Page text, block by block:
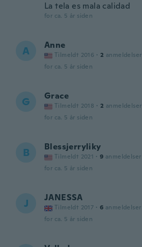
La tela es mala calidad
for ca. 5 år siden
A Anne
Tilmeldt 2016 · 2 anmeldelser
for ca. 5 år siden
G Grace
Tilmeldt 2018 · 2 anmeldelser
for ca. 5 år siden
B Blessjerryliky
Tilmeldt 2021 · 9 anmeldelser
for ca. 5 år siden
J JANESSA
Tilmeldt 2017 · 6 anmeldelser
for ca. 5 år siden